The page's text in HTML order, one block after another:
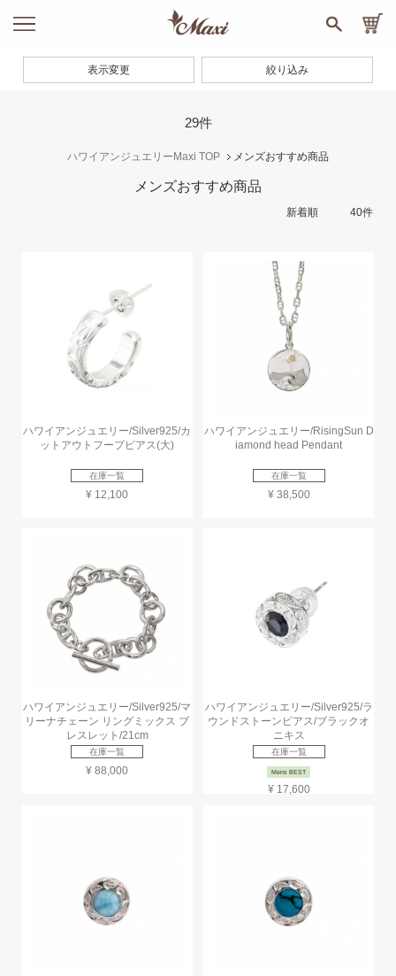
29件
ハワイアンジュエリーMaxi TOP メンズおすすめ商品
メンズおすすめ商品
ハワイアンジュエリー/Silver925/カ
ットアウトフープピアス(大)
在庫一覧
¥ 12,100
ハワイアンジュエリー/RisingSun D
iamond head Pendant
在庫一覧
¥ 38,500
ハワイアンジュエリー/Silver925/マ
リーナチェーン リングミックス ブ
レスレット/21cm
在庫一覧
¥ 88,000
ハワイアンジュエリー/Silver925/ラ
ウンドストーンピアス/ブラックオ
ニキス
在庫一覧
Mens BEST
¥ 17,600
表示変更 絞り込み